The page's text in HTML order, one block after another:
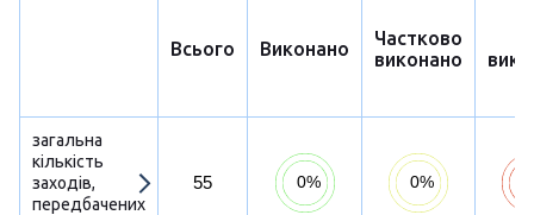
Всього Виконано
Частково
виконано
загальна
кількість
заходів,
передбачених
55